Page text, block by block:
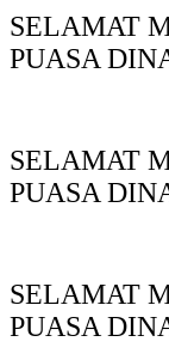
SELAMAT
PUASA
SELAMAT
PUASA
SELAMAT
PUASA